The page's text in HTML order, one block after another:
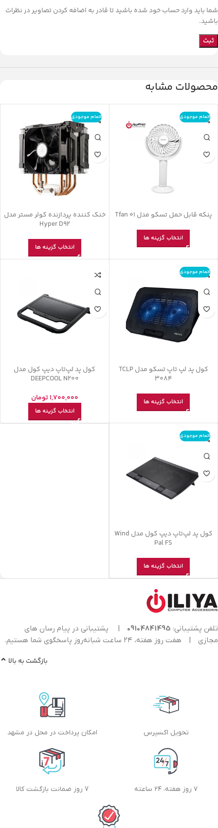
شما باید وارد حساب خود شده باشید تا قادر به اضافه کردن تصاویر در نظرات
باشید.
محصولات مشابه
اتمام موجودی
پنکه قابل حمل تسکو مدل Tfan 01
انتخاب گزینه ها
اتمام موجودی
خنک کننده پردازنده کولر مستر مدل
Hyper D92
انتخاب گزینه ها
اتمام موجودی
کول پد لپ تاپ تسکو مدل TCLP
3084
انتخاب گزینه ها
کول پد لپ‌تاپ دیپ کول مدل
DEEPCOOL N200
1,700,000تومان
انتخاب گزینه ها
اتمام موجودی
کول پد لپ‌تاپ دیپ کول مدل Wind
Pal FS
انتخاب گزینه ها
تلفن پشتیبانی: 09104841495
|
پشتیبانی در پیام رسان های
مجازی
| هفت روز هفته، ۲۴ ساعت شبانه‌روز پاسخگوی شما هستیم.
بازگشت به بالا
تحویل اکسپرس امکان پرداخت در محل در مشهد
۷ روز هفته، ۲۴ ساعته 7 روز ضمانت بازگشت کالا